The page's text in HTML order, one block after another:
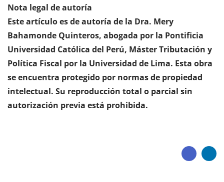
Nota legal de autoría
Este artículo es de autoría de la Dra. Mery
Bahamonde Quinteros, abogada por la Pontificia
Universidad Católica del Perú, Máster Tributación y
Política Fiscal por la Universidad de Lima. Esta obra
se encuentra protegido por normas de propiedad
intelectual. Su reproducción total o parcial sin
autorización previa está prohibida.